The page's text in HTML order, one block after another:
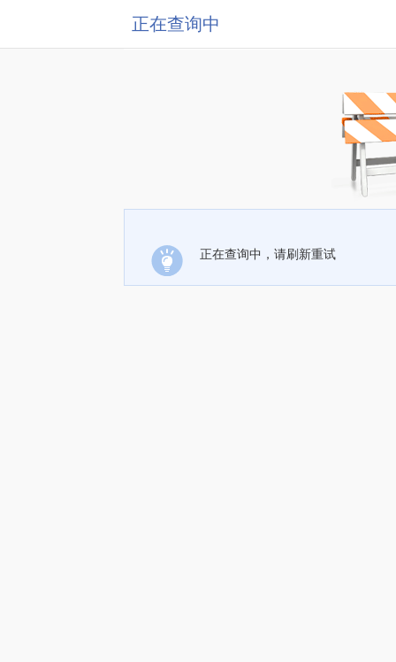
正在查询中
正在查询中，请刷新重试